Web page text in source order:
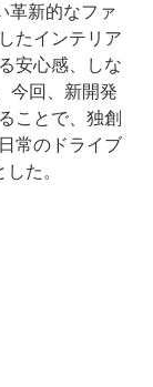
革新的なファ
たインテリア
安心感、しな
今回、新開発
ことで、独創
常のドライブ
た。